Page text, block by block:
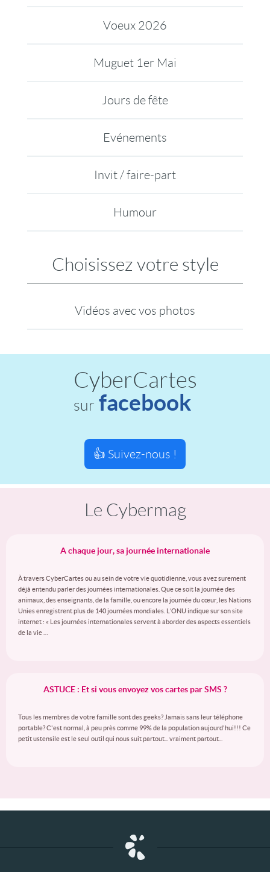
Voeux 2026
Muguet 1er Mai
Jours de fête
Evénements
Invit / faire-part
Humour
Choisissez votre style
Vidéos avec vos photos
CyberCartes
sur facebook
👍 Suivez-nous !
Le Cybermag
A chaque jour, sa journée internationale
À travers CyberCartes ou au sein de votre vie quotidienne, vous avez surement
déjà entendu parler des journées internationales. Que ce soit la journée des
animaux, des enseignants, de la famille, ou encore la journée du cœur, les Nations
Unies enregistrent plus de 140 journées mondiales. L’ONU indique sur son site
internet : « Les journées internationales servent à aborder des aspects essentiels
de la vie …
ASTUCE : Et si vous envoyez vos cartes par SMS ?
Tous les membres de votre famille sont des geeks? Jamais sans leur téléphone
portable? C'est normal, à peu près comme 99% de la population aujourd'hui!!! Ce
petit ustensile est le seul outil qui nous suit partout... vraiment partout...